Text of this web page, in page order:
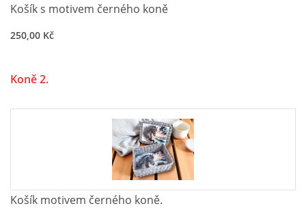
Košík s motivem černého koně
250,00 Kč
Koně 2.
Košík motivem černého koně.